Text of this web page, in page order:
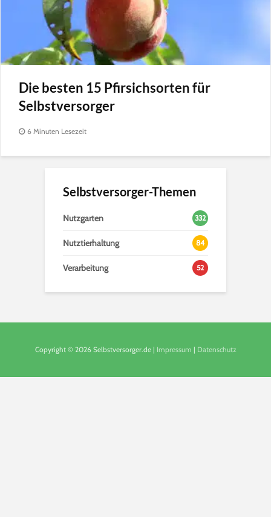
Die besten 15 Pfirsichsorten für
Selbstversorger
6 Minuten Lesezeit
Selbstversorger-Themen
Nutzgarten 332
Nutztierhaltung 84
Verarbeitung 52
Copyright © 2026 Selbstversorger.de | Impressum | Datenschutz